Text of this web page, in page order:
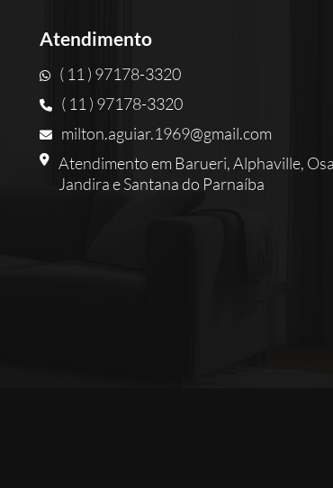
Atendimento
( 11 ) 97178-3320
( 11 ) 97178-3320
milton.aguiar.1969@gmail.com
Atendimento em Barueri, Alphaville,
Jandira e Santana do Parnaíba